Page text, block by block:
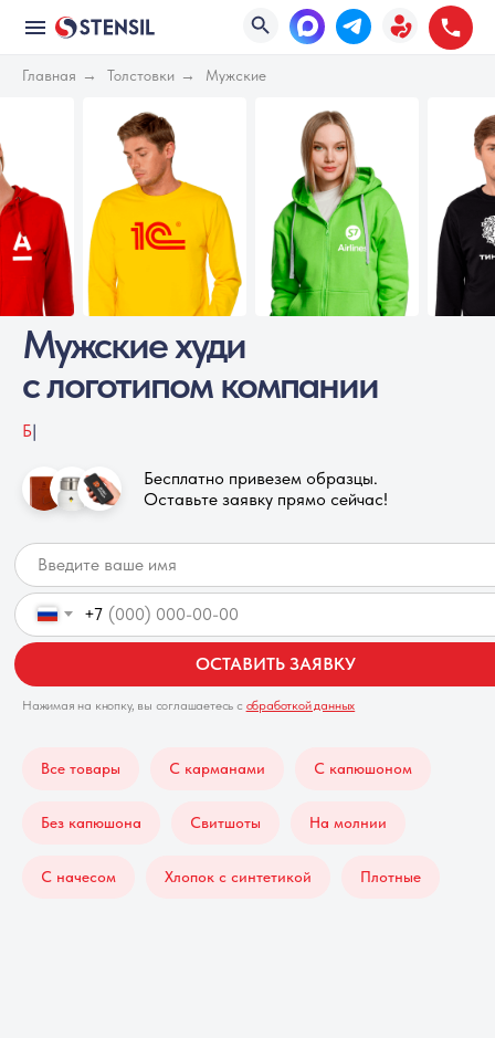
Главная → Толстовки → Мужские
Мужские худи
с логотипом компании
Более
+7
ОСТАВИТЬ ЗАЯВКУ
Бесплатно привезем образцы.
Оставьте заявку прямо сейчас!
Нажимая на кнопку, вы соглашаетесь с обработкой данных
Все товары С карманами С капюшоном
Без капюшона Свитшоты На молнии
С начесом Хлопок с синтетикой Плотные